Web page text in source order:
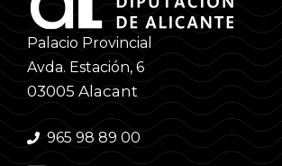
Palacio Provincial
Avda. Estación, 6
03005 Alacant
965 98 89 00